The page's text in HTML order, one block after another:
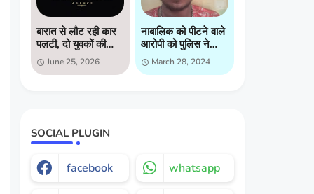
बारात से लौट रही कार
पलटी, दो युवकों की
मौत, दो गंभीर घायल
June 25, 2026
नाबालिक को पीटने वाले
आरोपी को पुलिस ने
किया गिरप्तार
March 28, 2024
SOCIAL PLUGIN
facebook whatsapp